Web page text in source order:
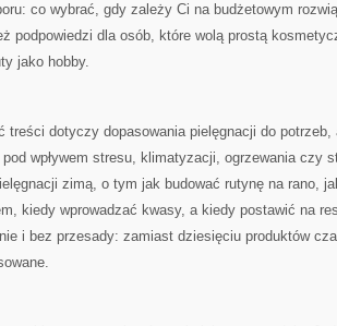
co wybrać, gdy zależy Ci na budżetowym
podpowiedzi dla osób, które wolą prostą
jako hobby.
treści dotyczy dopasowania pielęgnacji do
wpływem stresu, klimatyzacji, ogrzewania czy
zimą, o tym jak budować rutynę na rano,
kiedy wprowadzać kwasy, a kiedy postawić na
i bez przesady: zamiast dziesięciu produktów